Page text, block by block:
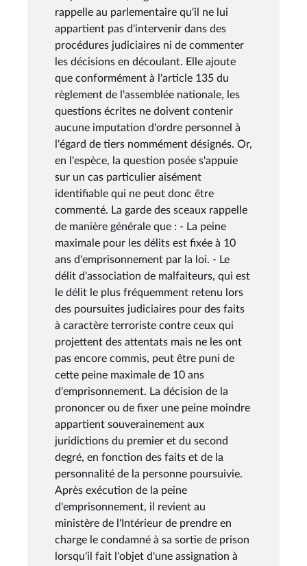
rappelle au parlementaire qu'il ne lui
appartient pas d'intervenir dans des
procédures judiciaires ni de commenter
les décisions en découlant. Elle ajoute
que conformément à l'article 135 du
règlement de l'assemblée nationale, les
questions écrites ne doivent contenir
aucune imputation d'ordre personnel à
l'égard de tiers nommément désignés. Or,
en l'espèce, la question posée s'appuie
sur un cas particulier aisément
identifiable qui ne peut donc être
commenté. La garde des sceaux rappelle
de manière générale que : - La peine
maximale pour les délits est fixée à 10
ans d'emprisonnement par la loi. - Le
délit d'association de malfaiteurs, qui est
le délit le plus fréquemment retenu lors
des poursuites judiciaires pour des faits
à caractère terroriste contre ceux qui
projettent des attentats mais ne les ont
pas encore commis, peut être puni de
cette peine maximale de 10 ans
d'emprisonnement. La décision de la
prononcer ou de fixer une peine moindre
appartient souverainement aux
juridictions du premier et du second
degré, en fonction des faits et de la
personnalité de la personne poursuivie.
Après exécution de la peine
d'emprisonnement, il revient au
ministère de l'Intérieur de prendre en
charge le condamné à sa sortie de prison
lorsqu'il fait l'objet d'une assignation à